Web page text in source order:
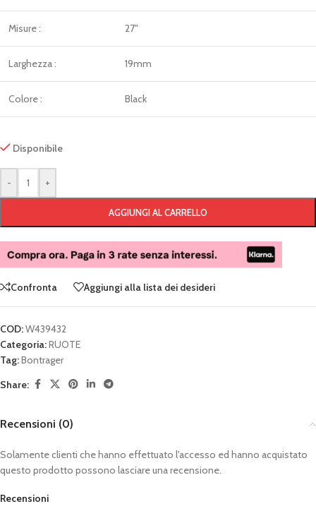
Misure : 27″
Larghezza : 19mm
Colore : Black
Disponibile
- +
AGGIUNGI AL CARRELLO
Confronta Aggiungi alla lista dei desideri
COD:W439432
Categoria:RUOTE
Tag:Bontrager
Share:
Recensioni (0)
Recensioni
Solamente clienti che hanno effettuato l'accesso ed hanno acquistato
questo prodotto possono lasciare una recensione.